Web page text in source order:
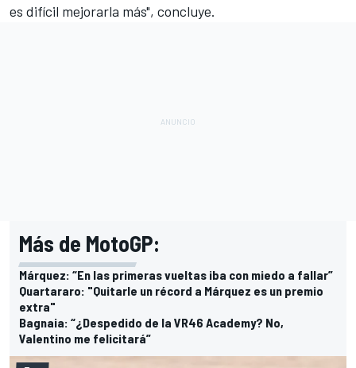
es difícil mejorarla más", concluye.
Más de MotoGP:
Márquez: “En las primeras vueltas iba con miedo a fallar”
Quartararo: "Quitarle un récord a Márquez es un premio
extra"
Bagnaia: “¿Despedido de la VR46 Academy? No,
Valentino me felicitará”